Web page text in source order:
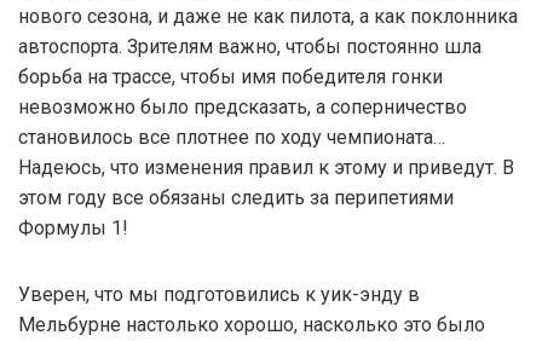
нового сезона, и даже не как пилота, а как поклонника
автоспорта. Зрителям важно, чтобы постоянно шла
борьба на трассе, чтобы имя победителя гонки
невозможно было предсказать, а соперничество
становилось все плотнее по ходу чемпионата…
Надеюсь, что изменения правил к этому и приведут. В
этом году все обязаны следить за перипетиями
Формулы 1!
Уверен, что мы подготовились к уик-энду в
Мельбурне настолько хорошо, насколько это было